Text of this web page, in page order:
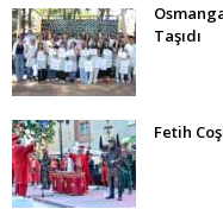
Taşıdı
Fetih